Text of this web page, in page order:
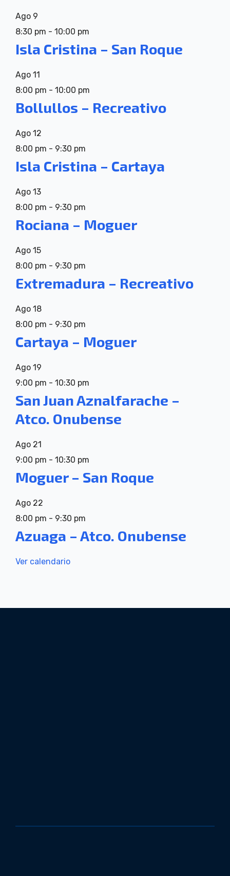
Ago 9
8:30 pm - 10:00 pm
Isla Cristina – San Roque
Ago 11
8:00 pm - 10:00 pm
Bollullos – Recreativo
Ago 12
8:00 pm - 9:30 pm
Isla Cristina – Cartaya
Ago 13
8:00 pm - 9:30 pm
Rociana – Moguer
Ago 15
8:00 pm - 9:30 pm
Extremadura – Recreativo
Ago 18
8:00 pm - 9:30 pm
Cartaya – Moguer
Ago 19
9:00 pm - 10:30 pm
San Juan Aznalfarache –
Atco. Onubense
Ago 21
9:00 pm - 10:30 pm
Moguer – San Roque
Ago 22
8:00 pm - 9:30 pm
Azuaga – Atco. Onubense
Ver calendario